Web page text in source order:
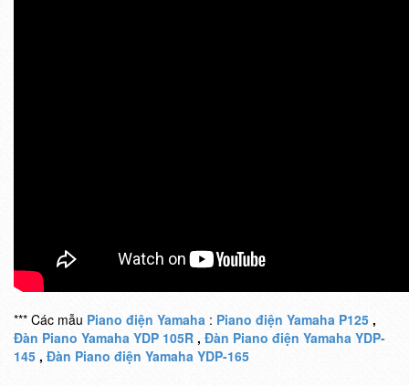
*** Các mẫu Piano điện Yamaha : Piano điện Yamaha P125 ,
Đàn Piano Yamaha YDP 105R , Đàn Piano điện Yamaha YDP-
145 , Đàn Piano điện Yamaha YDP-165